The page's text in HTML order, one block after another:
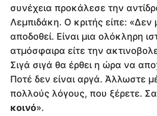
συνέχεια προκάλεσε την
Λεμπιδάκη. Ο κριτής είπε: «Δεν
αποδοθεί. Είναι μια ολόκληρη
ατμόσφαιρα είτε την
Σιγά σιγά θα έρθει η ώρα να
Ποτέ δεν είναι αργά. Άλλωστε
πολλούς λόγους, που ξέρετε.
κοινό».